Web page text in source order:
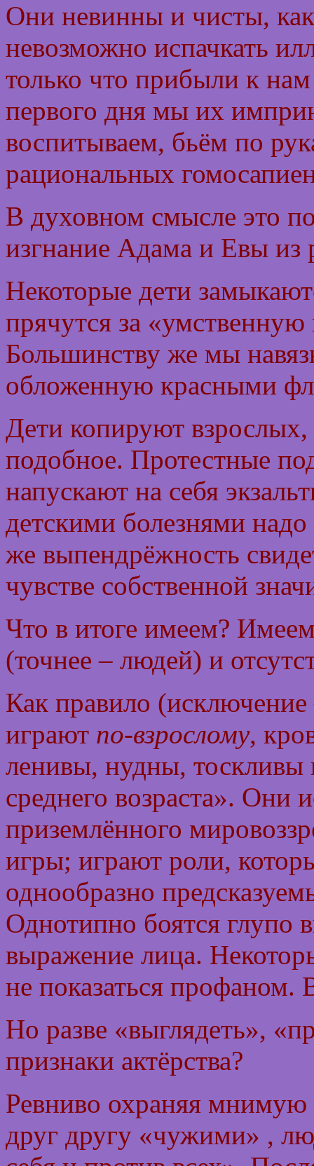
Они невинны и чисты,
невозможно испачкать
только что прибыли к
первого дня мы их
воспитываем, бьём по
рациональных
В духовном смысле это
изгнание Адама и Евы из
Некоторые дети
прячутся за
Большинству же мы
обложенную красными
Дети копируют
подобное. Протестные
напускают на себя
детскими болезнями надо
же выпендрёжность
чувстве собственной
Что в итоге имеем?
(точнее – людей) и
Как правило
играют по-взрослому,
ленивы, нудны, тоскливы
среднего возраста». Они
приземлённого
игры; играют роли,
однообразно
Однотипно боятся глупо
выражение лица.
не показаться профаном.
Но разве «выглядеть»,
признаки актёрства?
Ревниво охраняя мнимую
друг другу «чужими» ,